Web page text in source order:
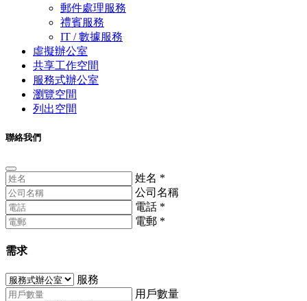
郵件處理服務
禮賓服務
IT / 數據服務
虛擬辦公室
共享工作空間
服務式辦公室
瀏覽空間
列出空間
聯絡我們
姓名 *
公司名稱
電話 *
電郵 *
需求
服務
用戶數量